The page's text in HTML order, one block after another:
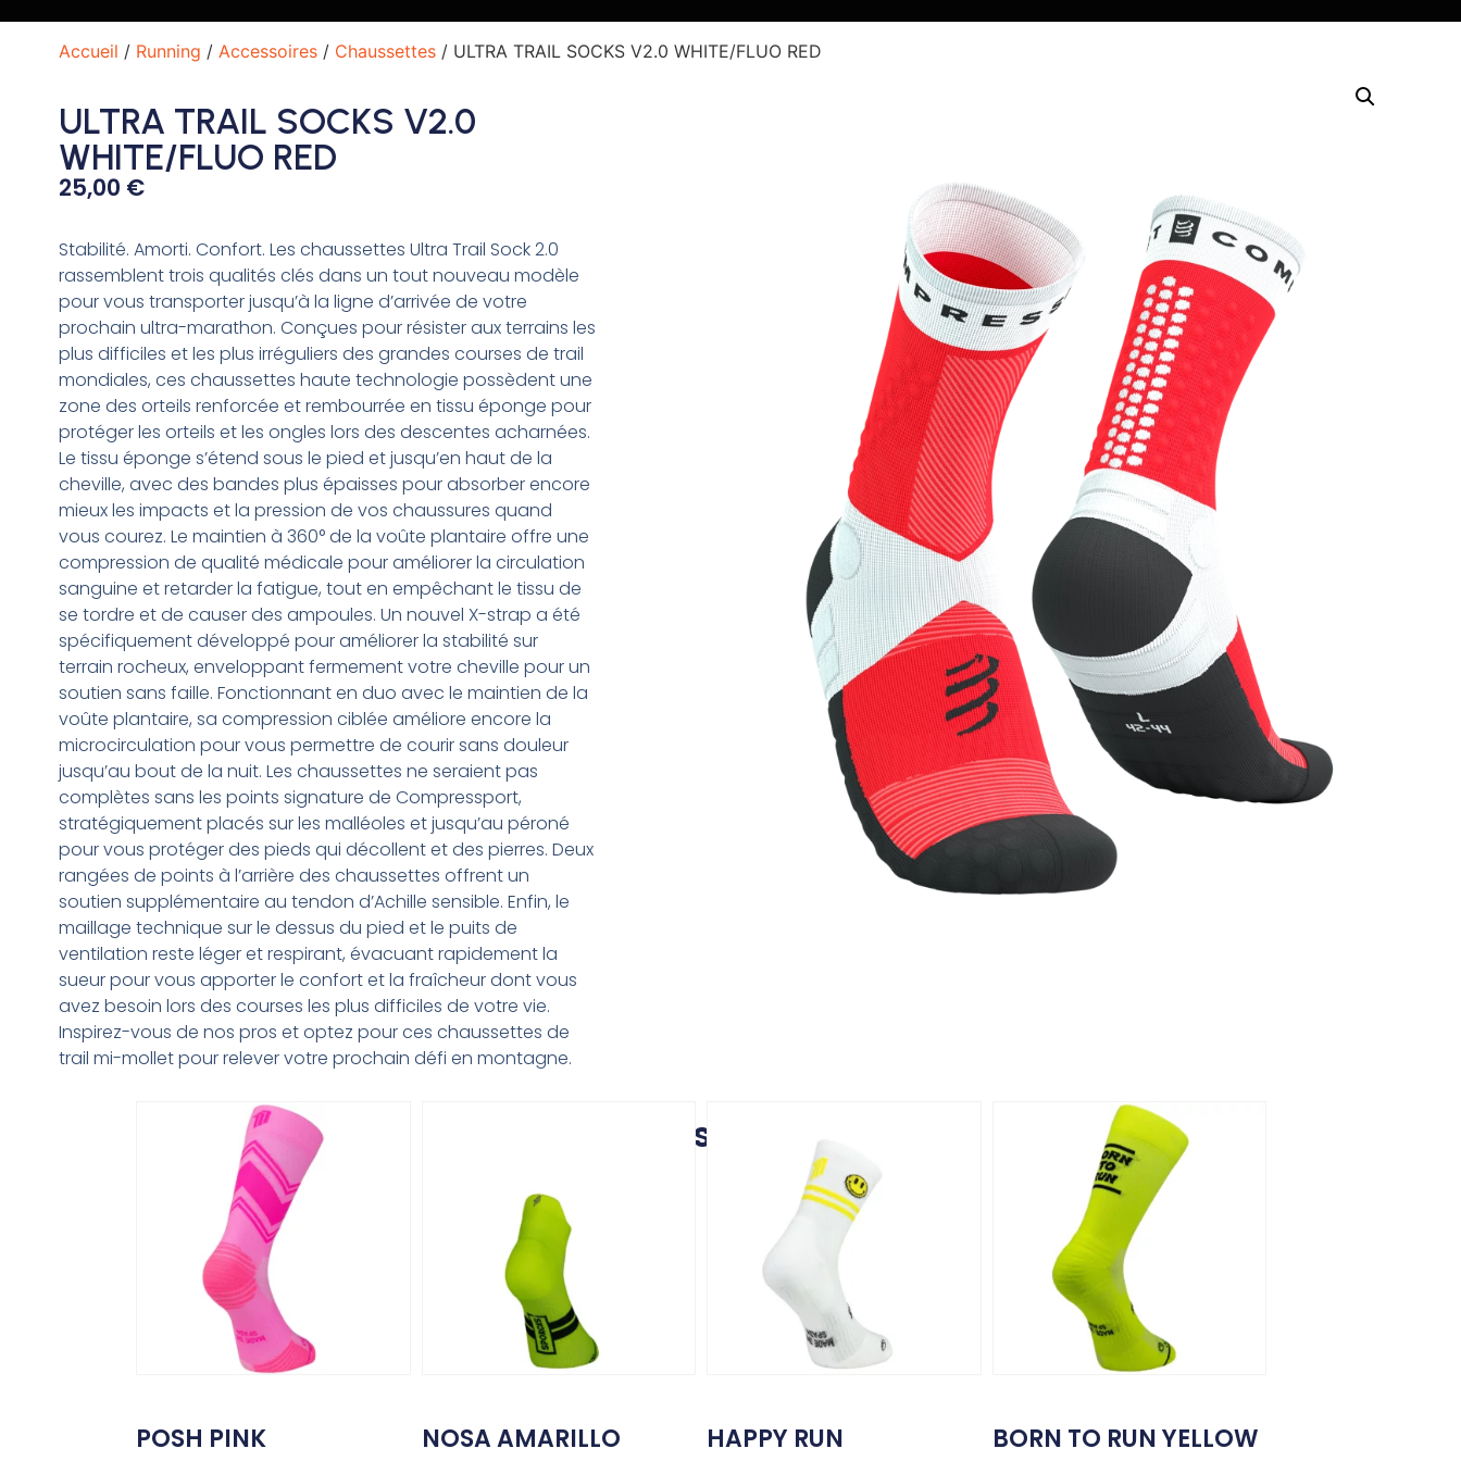
Accueil / Running / Accessoires/ Chaussettes/ ULTRA TRAIL SOCKS V2.0 WHITE/FLUO RED
ULTRA TRAIL SOCKS V2.0
WHITE/FLUO RED
25,00 €
Stabilité. Amorti. Confort. Les chaussettes Ultra Trail Sock 2.0
rassemblent trois qualités clés dans un tout nouveau modèle
pour vous transporter jusqu’à la ligne d’arrivée de votre
prochain ultra-marathon. Conçues pour résister aux terrains les
plus difficiles et les plus irréguliers des grandes courses de trail
mondiales, ces chaussettes haute technologie possèdent une
zone des orteils renforcée et rembourrée en tissu éponge pour
protéger les orteils et les ongles lors des descentes acharnées.
Le tissu éponge s’étend sous le pied et jusqu’en haut de la
cheville, avec des bandes plus épaisses pour absorber encore
mieux les impacts et la pression de vos chaussures quand
vous courez. Le maintien à 360° de la voûte plantaire offre une
compression de qualité médicale pour améliorer la circulation
sanguine et retarder la fatigue, tout en empêchant le tissu de
se tordre et de causer des ampoules. Un nouvel X-strap a été
spécifiquement développé pour améliorer la stabilité sur
terrain rocheux, enveloppant fermement votre cheville pour un
soutien sans faille. Fonctionnant en duo avec le maintien de la
voûte plantaire, sa compression ciblée améliore encore la
microcirculation pour vous permettre de courir sans douleur
jusqu’au bout de la nuit. Les chaussettes ne seraient pas
complètes sans les points signature de Compressport,
stratégiquement placés sur les malléoles et jusqu’au péroné
pour vous protéger des pieds qui décollent et des pierres. Deux
rangées de points à l’arrière des chaussettes offrent un
soutien supplémentaire au tendon d’Achille sensible. Enfin, le
maillage technique sur le dessus du pied et le puits de
ventilation reste léger et respirant, évacuant rapidement la
sueur pour vous apporter le confort et la fraîcheur dont vous
avez besoin lors des courses les plus difficiles de votre vie.
Inspirez-vous de nos pros et optez pour ces chaussettes de
trail mi-mollet pour relever votre prochain défi en montagne.
Produits similaires
POSH PINK NOSA AMARILLO HAPPY RUN BORN TO RUN YELLOW